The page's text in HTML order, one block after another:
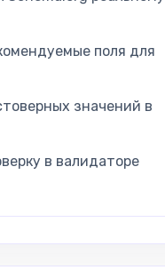
поля для
значений в
в валидаторе